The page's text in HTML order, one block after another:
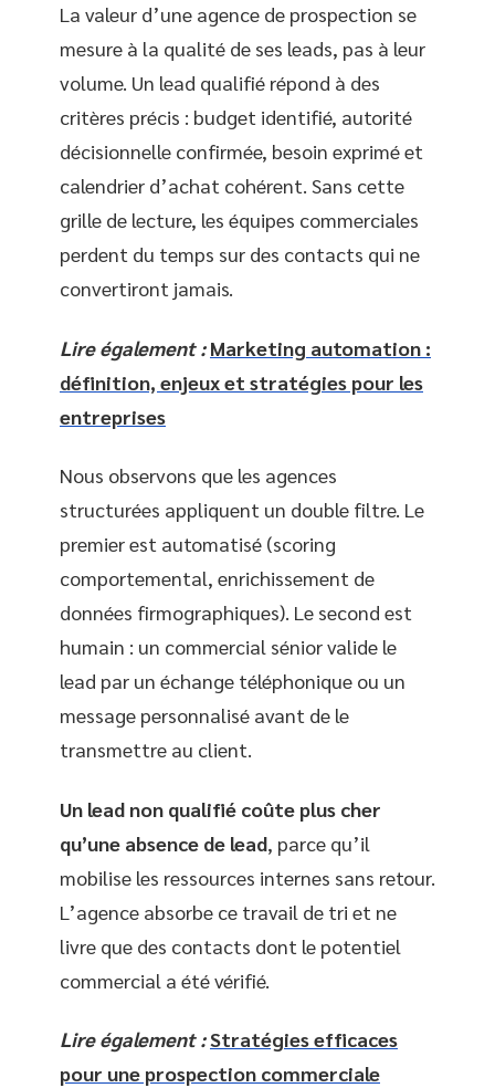
La valeur d’une agence de prospection se
mesure à la qualité de ses leads, pas à leur
volume. Un lead qualifié répond à des
critères précis : budget identifié, autorité
décisionnelle confirmée, besoin exprimé et
calendrier d’achat cohérent. Sans cette
grille de lecture, les équipes commerciales
perdent du temps sur des contacts qui ne
convertiront jamais.
Lire également : Marketing automation :
définition, enjeux et stratégies pour les
entreprises
Nous observons que les agences
structurées appliquent un double filtre. Le
premier est automatisé (scoring
comportemental, enrichissement de
données firmographiques). Le second est
humain : un commercial sénior valide le
lead par un échange téléphonique ou un
message personnalisé avant de le
transmettre au client.
Un lead non qualifié coûte plus cher
qu’une absence de lead, parce qu’il
mobilise les ressources internes sans retour.
L’agence absorbe ce travail de tri et ne
livre que des contacts dont le potentiel
commercial a été vérifié.
Lire également :Stratégies efficaces
pour une prospection commerciale